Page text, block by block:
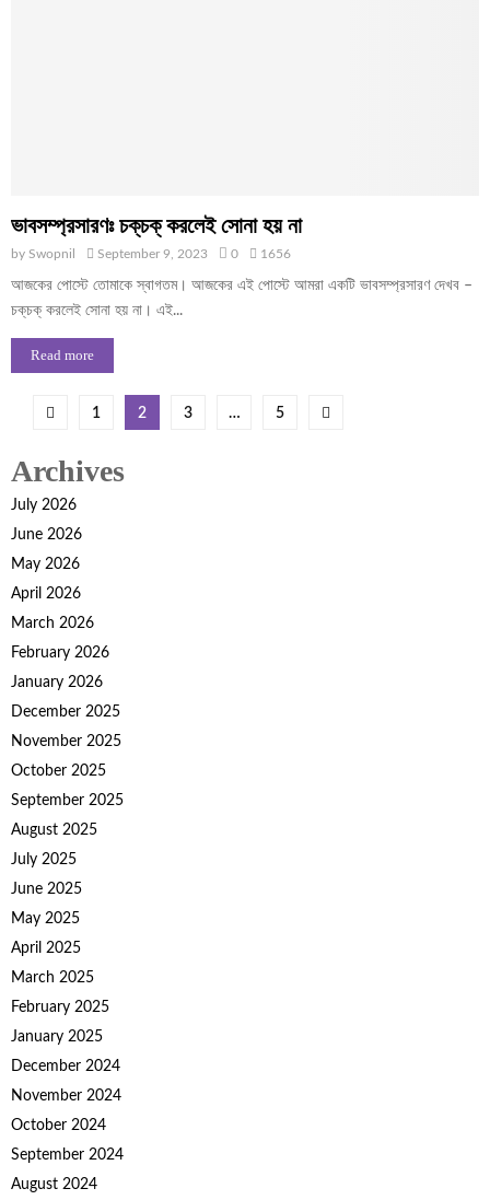
ভাবসম্প্রসারণঃ চক্‌চক্ করলেই সোনা হয় না
by Swopnil September 9, 2023 0 1656
আজকের পোস্টে তোমাকে স্বাগতম। আজকের এই পোস্টে আমরা একটি ভাবসম্প্রসারণ দেখব –
চক্‌চক্ করলেই সোনা হয় না। এই...
Read more
Posts
pagination
1 2 3 … 5
Archives
July 2026
June 2026
May 2026
April 2026
March 2026
February 2026
January 2026
December 2025
November 2025
October 2025
September 2025
August 2025
July 2025
June 2025
May 2025
April 2025
March 2025
February 2025
January 2025
December 2024
November 2024
October 2024
September 2024
August 2024